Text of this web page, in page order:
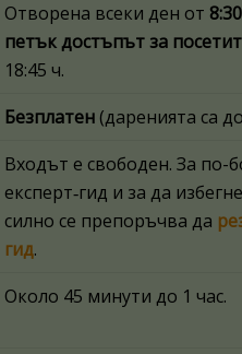
Отворена всеки ден от
петък достъпът за
18:45 ч.
Безплатен (даренията са
Входът е свободен. За по-
експерт‑гид и за да
силно се препоръчва да
гид.
Около 45 минути до 1 час.